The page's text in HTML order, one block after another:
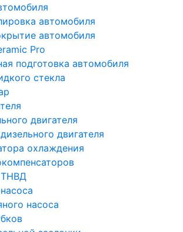
автомобиля
автомобиля
Pro
подготовка автомобиля
стекла
двигателя
двигателя
охлаждения
ТНВД
насоса